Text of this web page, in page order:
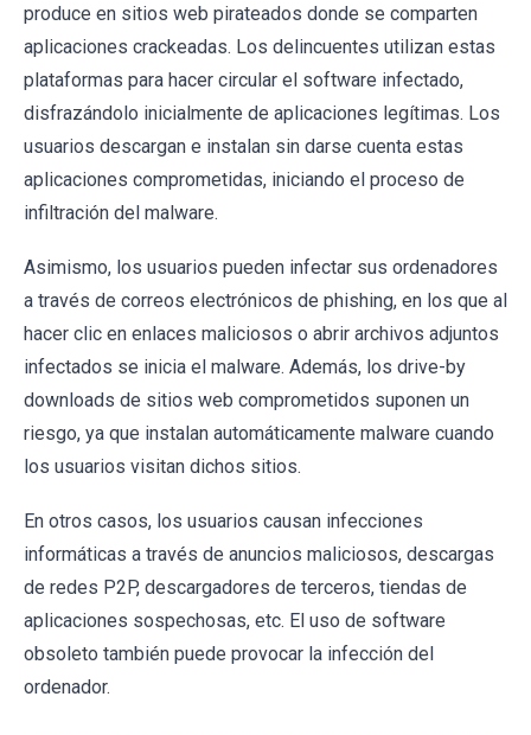
produce en sitios web pirateados donde se comparten
aplicaciones crackeadas. Los delincuentes utilizan estas
plataformas para hacer circular el software infectado,
disfrazándolo inicialmente de aplicaciones legítimas. Los
usuarios descargan e instalan sin darse cuenta estas
aplicaciones comprometidas, iniciando el proceso de
infiltración del malware.
Asimismo, los usuarios pueden infectar sus ordenadores
a través de correos electrónicos de phishing, en los que al
hacer clic en enlaces maliciosos o abrir archivos adjuntos
infectados se inicia el malware. Además, los drive-by
downloads de sitios web comprometidos suponen un
riesgo, ya que instalan automáticamente malware cuando
los usuarios visitan dichos sitios.
En otros casos, los usuarios causan infecciones
informáticas a través de anuncios maliciosos, descargas
de redes P2P, descargadores de terceros, tiendas de
aplicaciones sospechosas, etc. El uso de software
obsoleto también puede provocar la infección del
ordenador.